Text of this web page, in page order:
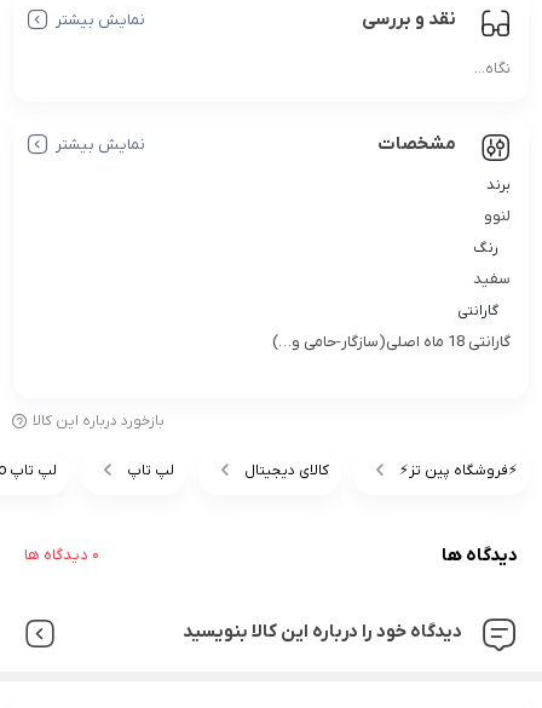
نقد و بررسی نمایش بیشتر
نگاه...
مشخصات نمایش بیشتر
برند
لنوو
رنگ
سفید
گارانتی
گارانتی 18 ماه اصلی(سازگار-حامی و…)
بازخورد درباره این کالا
⚡️فروشگاه پین تز⚡️ کالای دیجیتال لپ تاپ لپ تاپ lenovo
دیدگاه ها 0 دیدگاه ها
دیدگاه خود را درباره این کالا بنویسید